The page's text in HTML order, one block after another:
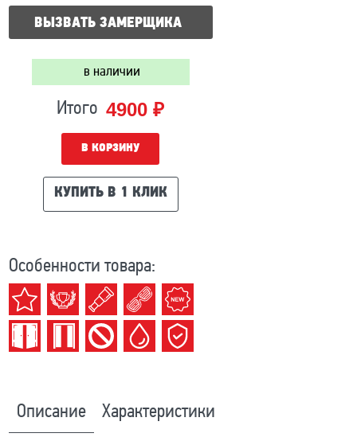
ВЫЗВАТЬ ЗАМЕРЩИКА
в наличии
Итого 4900 ₽
В КОРЗИНУ
КУПИТЬ В 1 КЛИК
Особенности товара:
Описание Характеристики